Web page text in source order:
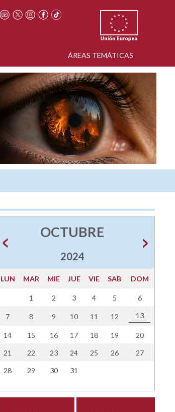
ÁREAS TEMÁTICAS
OCTUBRE
2024
LUN MAR MIE JUE VIE SAB DOM
1 2 3 4 5 6
7 8 9 10 11 12 13
14 15 16 17 18 19 20
21 22 23 24 25 26 27
28 29 30 31